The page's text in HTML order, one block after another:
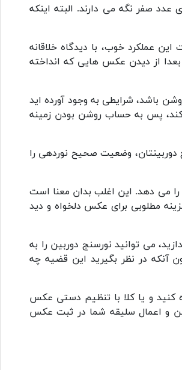
صفر نگه می دارند. البته اینکه
عملکرد خوب، با دیدگاه خلاقانه
از دیدن عکس هایی که انداخته
باشد، شرایطی به وجود آورده اید
کند، پس به حساب روشن بودن زمینه
وضعیت صحیح نوردهی را
می دهد. این اغلب بدان معنا است
مطلوبی برای عکس دلخواه و دید
می توانید نورسنج دوربین را به
آنکه در نظر بگیرید این قضیه چه
کنید و یا کلا با تنظیم دستی عکس
و اعمال سلیقه شما در ثبت عکس